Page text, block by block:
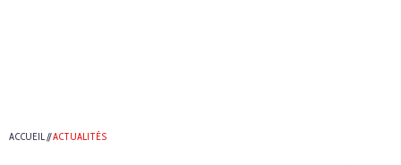
ACCUEIL//ACTUALITÉS